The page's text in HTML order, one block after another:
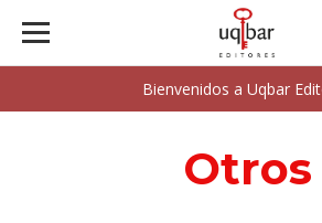
Bienvenidos a Uqbar
Otros